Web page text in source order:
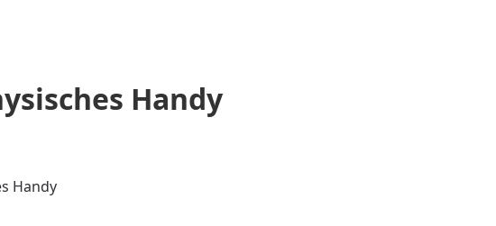
Handy
Handy